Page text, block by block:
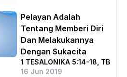
Pelayan Adalah
Tentang Memberi Diri
Dan Melakukannya
Dengan Sukacita
1 TESALONIKA 5:14-18, TB
16 Jun 2019